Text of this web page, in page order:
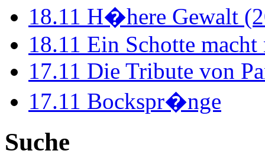
18.11 H�here Gewalt
18.11 Ein Schotte
17.11 Die Tribute von
17.11 Bockspr�nge
Suche